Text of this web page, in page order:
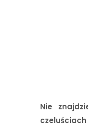
Nie